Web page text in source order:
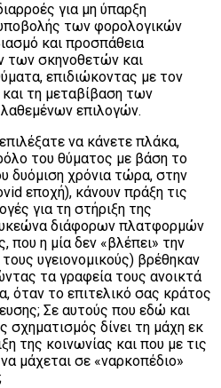
για μη ύπαρξη
των φορολογικών
και προσπάθεια
των σκηνοθετών και
επιδιώκοντας με τον
τη μεταβίβαση των
επιλογών.
να κάνετε πλάκα,
του θύματος με βάση το
δυόμιση χρόνια τώρα, στην
εποχή), κάνουν πράξη τις
για τη στήριξη της
διάφορων πλατφορμών
που η μία δεν «βλέπει» την
υγειονομικούς) βρέθηκαν
τα γραφεία τους ανοικτά
όταν το επιτελικό σας κράτος
Σε αυτούς που εδώ και
σχηματισμός δίνει τη μάχη εκ
της κοινωνίας και που με τις
μάχεται σε «ναρκοπέδιο»